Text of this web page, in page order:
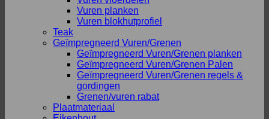
Vuren planken
Vuren blokhutprofiel
Teak
Geïmpregneerd Vuren/Grenen
Geïmpregneerd Vuren/Grenen planken
Geïmpregneerd Vuren/Grenen Palen
Geïmpregneerd Vuren/Grenen regels &
gordingen
Grenen/vuren rabat
Plaatmateriaal